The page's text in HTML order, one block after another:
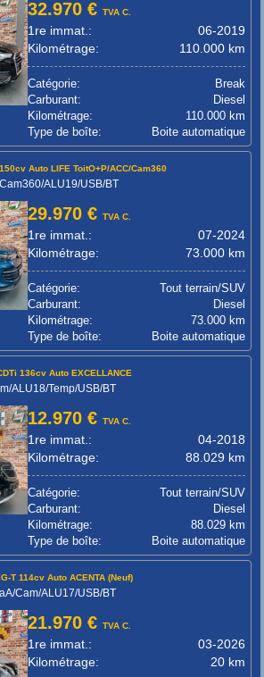
32.970 €TVA C.
1re immat.:
06-2019
Kilométrage:
110.000 km
Catégorie:
Break
Carburant:
Diesel
Kilométrage:
110.000 km
Type de boîte:
Boite automatique
Auto LIFE ToitO+P/ACC/Cam360
ALU19/USB/BT
29.970 €TVA C.
1re immat.:
07-2024
Kilométrage:
73.000 km
Catégorie:
Tout terrain/SUV
Carburant:
Diesel
Kilométrage:
73.000 km
Type de boîte:
Boite automatique
136cv Auto EXCELLANCE
ALU18/Temp/USB/BT
12.970 €TVA C.
1re immat.:
04-2018
Kilométrage:
88.029 km
Catégorie:
Tout terrain/SUV
Carburant:
Diesel
Kilométrage:
88.029 km
Type de boîte:
Boite automatique
T 114cv Auto ACENTA (Neuf)
Cam/ALU17/USB/BT
21.970 €TVA C.
1re immat.:
03-2026
Kilométrage:
20 km